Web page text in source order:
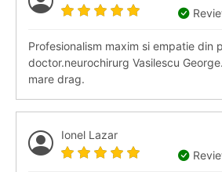
Profesionalism maxim si empatie din
doctor.neurochirurg Vasilescu
mare drag.
Ionel Lazar